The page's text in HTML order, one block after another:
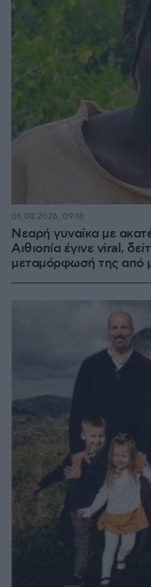
Νεαρή γυναίκα με
Αιθιοπία έγινε viral,
μεταμόρφωσή της από
06.08.2026, 09:18